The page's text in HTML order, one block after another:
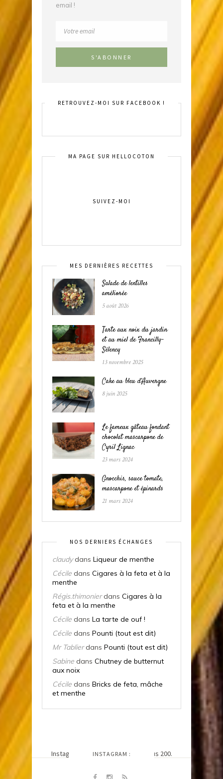
email !
RETROUVEZ-MOI SUR FACEBOOK !
MA PAGE SUR HELLOCOTON
SUIVEZ-MOI
MES DERNIÈRES RECETTES
Salade de lentilles
améliorée
5 août 2026
Tarte aux noix du jardin
et au miel de Francilly-
Sélency
13 novembre 2025
Cake au bleu d’Auvergne
8 juin 2025
Le fameux gâteau fondant
chocolat mascarpone de
Cyril Lignac
23 mars 2024
Gnocchis, sauce tomate,
mascarpone et épinards
21 mars 2024
NOS DERNIERS ÉCHANGES
claudydans Liqueur de menthe
Cécile dans Cigares à la feta et à la
menthe
Régis.thimonierdans Cigares à la
feta et à la menthe
Cécile dans La tarte de ouf !
Cécile dans Pounti (tout est dit)
Mr Tablierdans Pounti (tout est dit)
Sabine dans Chutney de butternut
aux noix
Cécile dans Bricks de feta, mâche
et menthe
INSTAGRAM :
Instagram n'a pas retourné le status 200.